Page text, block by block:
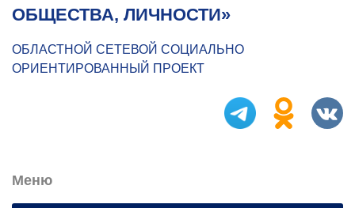
ОБЩЕСТВА, ЛИЧНОСТИ»
ОБЛАСТНОЙ СЕТЕВОЙ СОЦИАЛЬНО
ОРИЕНТИРОВАННЫЙ ПРОЕКТ
Меню